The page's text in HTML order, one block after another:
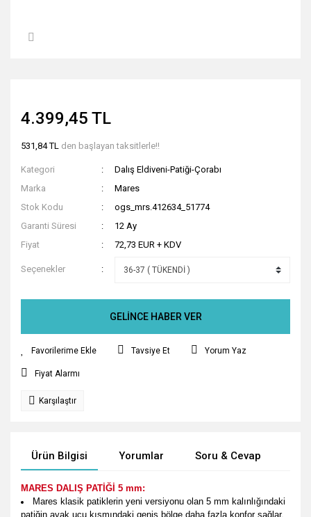
4.399,45 TL
531,84 TL den başlayan taksitlerle!!
Kategori
Dalış Eldiveni-Patiği-Çorabı
Marka
Mares
Stok Kodu
ogs_mrs.412634_51774
Garanti Süresi
12 Ay
Fiyat
72,73 EUR + KDV
Seçenekler
GELİNCE HABER VER
Tavsiye Et Yorum Yaz
Fiyat Alarmı
Karşılaştır
Ürün Bilgisi Yorumlar Soru & Cevap
MARES DALIŞ PATİĞİ 5 mm:
Mares klasik patiklerin yeni versiyonu olan 5 mm kalınlığındaki
patiğin ayak ucu kısmındaki geniş bölge daha fazla konfor sağlar.